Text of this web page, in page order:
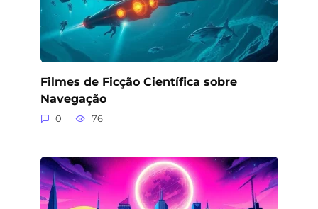
Filmes de Ficção Científica sobre
Navegação
0 76